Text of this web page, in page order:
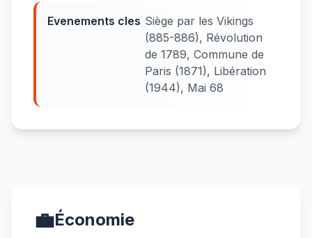
Evenements cles Siège par les Vikings
(885-886), Révolution
de 1789, Commune de
Paris (1871), Libération
(1944), Mai 68
💼Économie